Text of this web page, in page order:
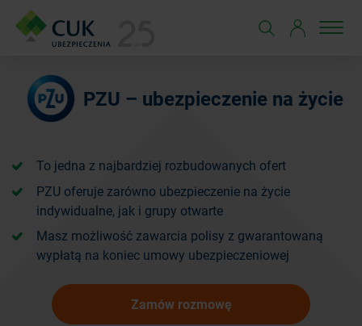
PZU – ubezpieczenie na życie
To jedna z najbardziej rozbudowanych ofert
PZU oferuje zarówno ubezpieczenie na życie
indywidualne, jak i grupy otwarte
Masz możliwość zawarcia polisy z gwarantowaną
wypłatą na koniec umowy ubezpieczeniowej
Zamów rozmowę